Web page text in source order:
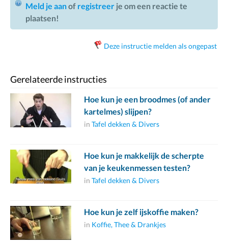
Meld je aanof registreer je om een reactie te
plaatsen!
Deze instructie melden als ongepast
Gerelateerde instructies
Hoe kun je een broodmes (of ander
kartelmes) slijpen?
in Tafel dekken & Divers
Hoe kun je makkelijk de scherpte
van je keukenmessen testen?
in Tafel dekken & Divers
Hoe kun je zelf ijskoffie maken?
in Koffie, Thee & Drankjes